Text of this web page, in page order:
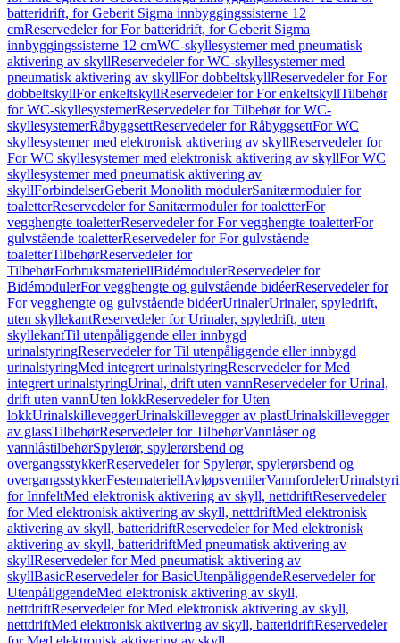
batteridrift, for Geberit Sigma innbyggingssisterne 12
cmReservedeler for For batteridrift, for Geberit Sigma
innbyggingssisterne 12 cmWC-skyllesystemer med pneumatisk
aktivering av skyllReservedeler for WC-skyllesystemer med
pneumatisk aktivering av skyllFor dobbeltskyllReservedeler for For
dobbeltskyllFor enkeltskyllReservedeler for For enkeltskyllTilbehør
for WC-skyllesystemerReservedeler for Tilbehør for WC-
skyllesystemerRåbyggsettReservedeler for RåbyggsettFor WC
skyllesystemer med elektronisk aktivering av skyllReservedeler for
For WC skyllesystemer med elektronisk aktivering av skyllFor WC
skyllesystemer med pneumatisk aktivering av
skyllForbindelserGeberit Monolith modulerSanitærmoduler for
toaletterReservedeler for Sanitærmoduler for toaletterFor
vegghengte toaletterReservedeler for For vegghengte toaletterFor
gulvstående toaletterReservedeler for For gulvstående
toaletterTilbehørReservedeler for
TilbehørForbruksmateriellBidémodulerReservedeler for
BidémodulerFor vegghengte og gulvstående bidéerReservedeler for
For vegghengte og gulvstående bidéerUrinalerUrinaler, spyledrift,
uten skyllekantReservedeler for Urinaler, spyledrift, uten
skyllekantTil utenpåliggende eller innbygd
urinalstyringReservedeler for Til utenpåliggende eller innbygd
urinalstyringMed integrert urinalstyringReservedeler for Med
integrert urinalstyringUrinal, drift uten vannReservedeler for Urinal,
drift uten vannUten lokkReservedeler for Uten
lokkUrinalskilleveggerUrinalskillevegger av plastUrinalskillevegger
av glassTilbehørReservedeler for TilbehørVannlåser og
vannlåstilbehørSpylerør, spylerørsbend og
overgangsstykkerReservedeler for Spylerør, spylerørsbend og
overgangsstykkerFestemateriellAvløpsventilerVannfordeler
for InnfeltMed elektronisk aktivering av skyll, nettdriftReservedeler
for Med elektronisk aktivering av skyll, nettdriftMed elektronisk
aktivering av skyll, batteridriftReservedeler for Med elektronisk
aktivering av skyll, batteridriftMed pneumatisk aktivering av
skyllReservedeler for Med pneumatisk aktivering av
skyllBasicReservedeler for BasicUtenpåliggendeReservedeler for
UtenpåliggendeMed elektronisk aktivering av skyll,
nettdriftReservedeler for Med elektronisk aktivering av skyll,
nettdriftMed elektronisk aktivering av skyll, batteridriftReservedeler